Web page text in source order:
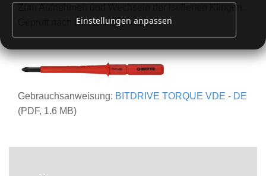
Zum Aufnehmen und Wechseln der isolierten Klingen.
Geprüft nach DIN EN IEC 60900.
Gebrauchsanweisung: BITDRIVE TORQUE VDE - DE
(PDF, 1.6 MB)
Einstellungen anpassen